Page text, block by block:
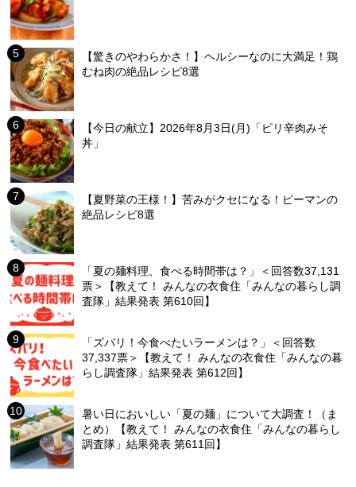
【驚きのやわらかさ！】ヘルシーなのに大満足！鶏
むね肉の絶品レシピ8選
【今日の献立】2026年8月3日(月)「ピリ辛肉みそ
丼」
【夏野菜の王様！】苦みがクセになる！ピーマンの
絶品レシピ8選
「夏の麺料理、食べる時間帯は？」＜回答数37,131
票＞【教えて！ みんなの衣食住「みんなの暮らし調
査隊」結果発表 第610回】
「ズバリ！今食べたいラーメンは？」＜回答数
37,337票＞【教えて！ みんなの衣食住「みんなの暮
らし調査隊」結果発表 第612回】
暑い日においしい「夏の麺」について大調査！（ま
とめ）【教えて！ みんなの衣食住「みんなの暮らし
調査隊」結果発表 第611回】